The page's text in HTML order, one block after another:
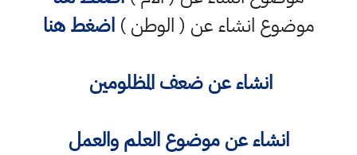
موضوع انشاء عن ( الوطن )اضغط هنا
انشاء عن ضعف المظلومين
انشاء عن موضوع العلم والعمل